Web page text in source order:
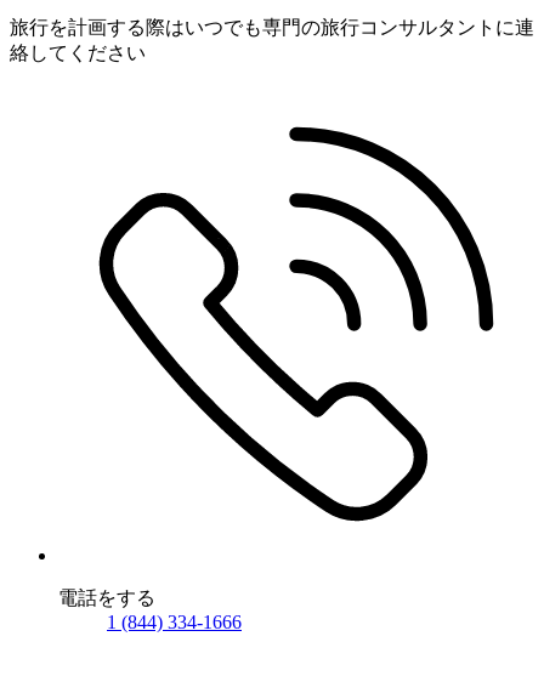
旅行を計画する際はいつでも専門の旅行コンサルタントに連
絡してください
電話をする
1 (844) 334-1666